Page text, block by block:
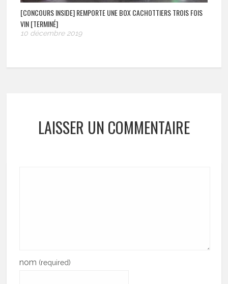
[CONCOURS INSIDE] REMPORTE UNE BOX CACHOTTIERS TROIS FOIS
VIN [TERMINÉ]
10 décembre 2019
LAISSER UN COMMENTAIRE
nom (required)